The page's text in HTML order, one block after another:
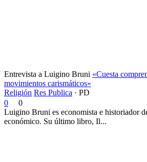
Entrevista a Luigino Bruni «Cuesta
movimientos carismáticos»
Religión Res Publica · PD
0
0
Luigino Bruni es economista e historiador
económico. Su último libro, Il...